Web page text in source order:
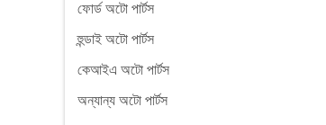
ফোর্ড অটো পার্টস
হুন্ডাই অটো পার্টস
কেআইএ অটো পার্টস
অন্যান্য অটো পার্টস